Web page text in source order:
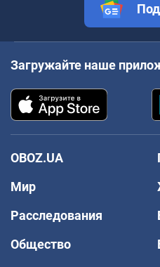
Загружайте наше
OBOZ.UA
Мир
Расследования
Общество